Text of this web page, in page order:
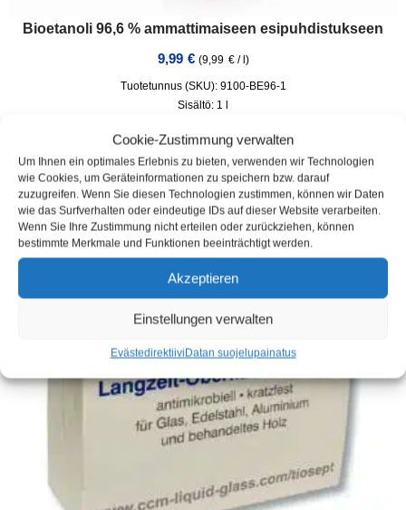
Cookie-Zustimmung verwalten
Um Ihnen ein optimales Erlebnis zu bieten, verwenden wir Technologien
wie Cookies, um Geräteinformationen zu speichern bzw. darauf
zuzugreifen. Wenn Sie diesen Technologien zustimmen, können wir Daten
wie das Surfverhalten oder eindeutige IDs auf dieser Website verarbeiten.
Wenn Sie Ihre Zustimmung nicht erteilen oder zurückziehen, können
bestimmte Merkmale und Funktionen beeinträchtigt werden.
Akzeptieren
Einstellungen verwalten
EvästedirektiiviDatan suojelupainatus
Bioetanoli 96,6 % ammattimaiseen esipuhdistukseen
9,99 € (9,99 €/ )
Tuotetunnus (SKU): 9100-BE96-1
Sisältö: 1 l
Toimitusaika: 3 Werktage
incl. VAT sekälaivaus